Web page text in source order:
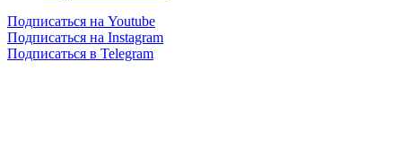
Подписаться на Youtube
Подписаться на Instagram
Подписаться в Telegram